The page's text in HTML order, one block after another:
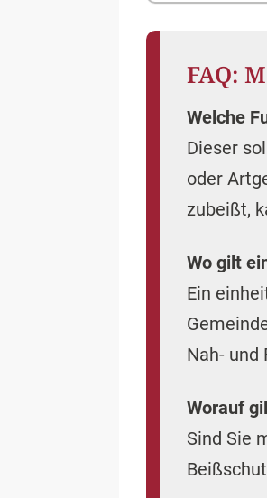
FAQ:
Welche
Dieser
oder
zubeißt,
Wo gilt
Ein
Nah- und
Worauf
Sind Sie